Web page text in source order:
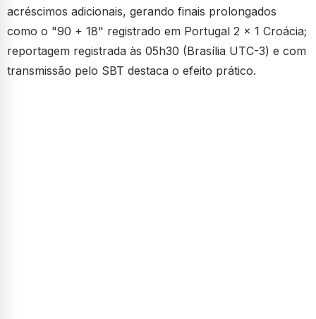
acréscimos adicionais, gerando finais prolongados
como o "90 + 18" registrado em Portugal 2 x 1 Croácia;
reportagem registrada às 05h30 (Brasília UTC-3) e com
transmissão pelo SBT destaca o efeito prático.